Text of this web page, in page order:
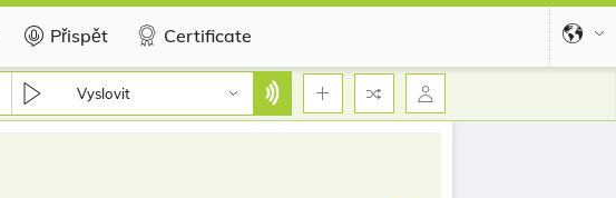
Přispět Certificate
Vyslovit